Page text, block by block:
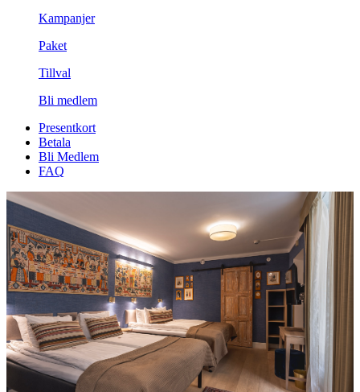
Kampanjer
Paket
Tillval
Bli medlem
Presentkort
Betala
Bli Medlem
FAQ